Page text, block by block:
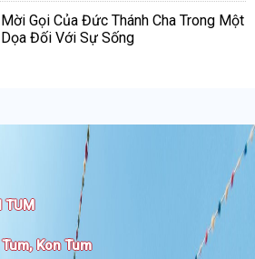
Gọi Của Đức Thánh Cha Trong Một
Đối Với Sự Sống
TUM
Kon Tum